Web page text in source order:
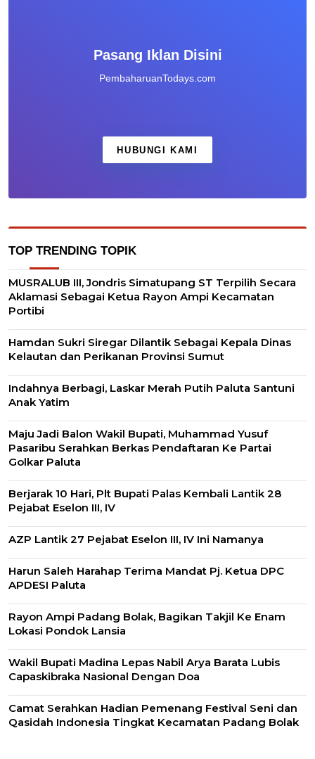
Pasang Iklan Disini
PembaharuanTodays.com
HUBUNGI KAMI
TOP TRENDING TOPIK
MUSRALUB III, Jondris Simatupang ST Terpilih Secara
Aklamasi Sebagai Ketua Rayon Ampi Kecamatan
Portibi
Hamdan Sukri Siregar Dilantik Sebagai Kepala Dinas
Kelautan dan Perikanan Provinsi Sumut
Indahnya Berbagi, Laskar Merah Putih Paluta Santuni
Anak Yatim
Maju Jadi Balon Wakil Bupati, Muhammad Yusuf
Pasaribu Serahkan Berkas Pendaftaran Ke Partai
Golkar Paluta
Berjarak 10 Hari, Plt Bupati Palas Kembali Lantik 28
Pejabat Eselon III, IV
AZP Lantik 27 Pejabat Eselon III, IV Ini Namanya
Harun Saleh Harahap Terima Mandat Pj. Ketua DPC
APDESI Paluta
Rayon Ampi Padang Bolak, Bagikan Takjil Ke Enam
Lokasi Pondok Lansia
Wakil Bupati Madina Lepas Nabil Arya Barata Lubis
Capaskibraka Nasional Dengan Doa
Camat Serahkan Hadian Pemenang Festival Seni dan
Qasidah Indonesia Tingkat Kecamatan Padang Bolak